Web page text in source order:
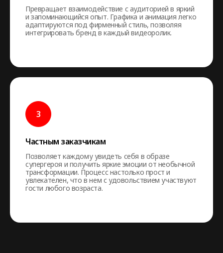
Превращает взаимодействие с аудиторией в яркий
и запоминающийся опыт. Графика и анимация легко
адаптируются под фирменный стиль, позволяя
интегрировать бренд в каждый видеоролик.
Частным заказчикам
Позволяет каждому увидеть себя в образе
супергероя и получить яркие эмоции от необычной
трансформации. Процесс настолько прост и
увлекателен, что в нем с удовольствием участвуют
гости любого возраста.